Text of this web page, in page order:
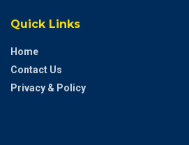
Quick Links
Home
Contact Us
Privacy & Policy